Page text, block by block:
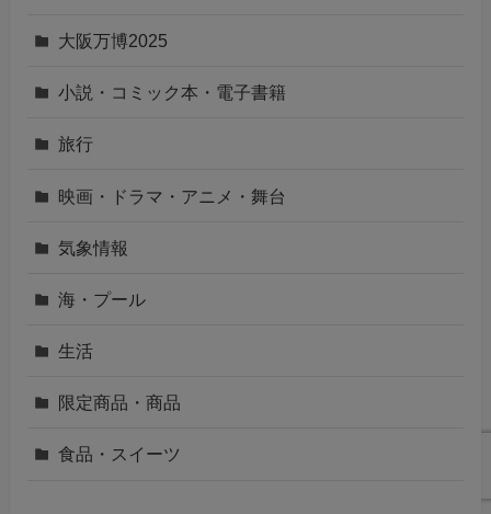
大阪万博2025
小説・コミック本・電子書籍
旅行
映画・ドラマ・アニメ・舞台
気象情報
海・プール
生活
限定商品・商品
食品・スイーツ